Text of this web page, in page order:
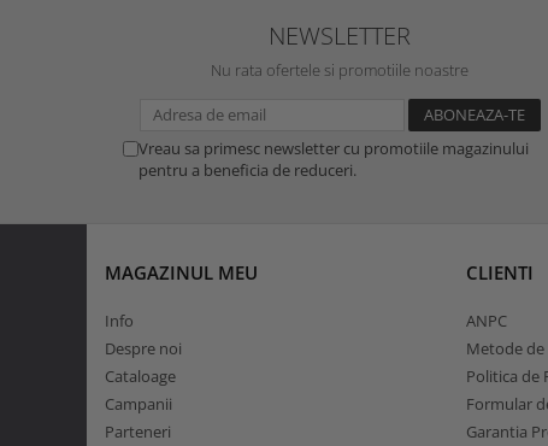
NEWSLETTER
Nu rata ofertele si promotiile noastre
Vreau sa primesc newsletter cu promotiile magazinului
pentru a beneficia de reduceri.
MAGAZINUL MEU
Info
Despre noi
Cataloage
Campanii
Parteneri
CLIENTI
ANPC
Metode de
Politica de
Formular
Garantia